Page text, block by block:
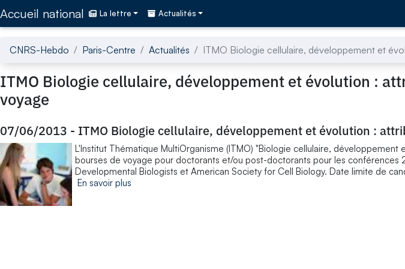
Accueil national La lettre Actualités
CNRS-Hebdo Paris-Centre Actualités ITMO Biologie cellulaire, développement et
ITMO Biologie cellulaire, développement et évolution :
voyage
07/06/2013 - ITMO Biologie cellulaire, développement et évolution :
L'Institut Thématique MultiOrganisme (ITMO) "Biologie cellulaire, développement
bourses de voyage pour doctorants et/ou post-doctorants pour les conférences
Developmental Biologists et American Society for Cell Biology. Date limite de
En savoir plus